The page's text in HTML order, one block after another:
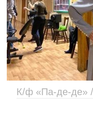
К/ф «Па-де-де»